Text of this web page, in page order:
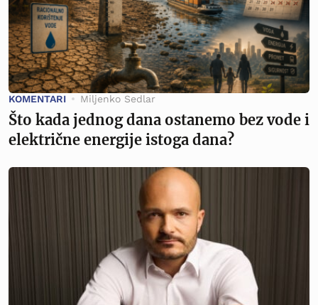
KOMENTARI Miljenko Sedlar
Što kada jednog dana ostanemo bez vode i
električne energije istoga dana?